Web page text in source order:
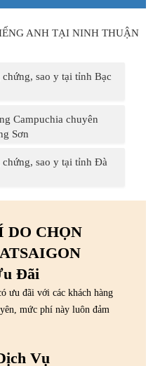
ANH TẠI NINH THUẬN
sao y tại tỉnh Bạc
Campuchia chuyên
Sơn
sao y tại tỉnh Đà
DO CHỌN
Đãi
ưu đãi với các khách hàng
mức phí này luôn đảm
Vụ